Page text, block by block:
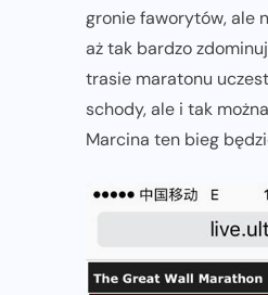
gronie faworytów, ale
aż tak bardzo
trasie maratonu
schody, ale i tak
Marcina ten bieg